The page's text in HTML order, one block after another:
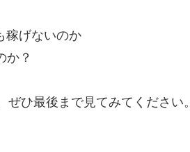
稼げないのか
か？
ひ最後まで見てみてください。